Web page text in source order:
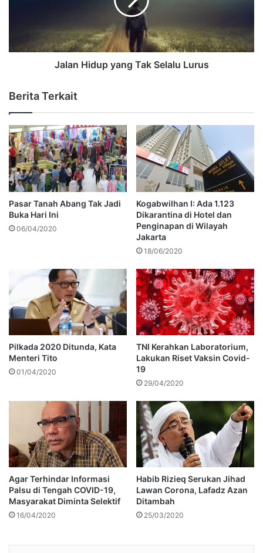
Jalan Hidup yang Tak Selalu Lurus
Berita Terkait
Pasar Tanah Abang Tak Jadi
Buka Hari Ini
06/04/2020
Kogabwilhan I: Ada 1.123
Dikarantina di Hotel dan
Penginapan di Wilayah
Jakarta
18/06/2020
Pilkada 2020 Ditunda, Kata
Menteri Tito
01/04/2020
TNI Kerahkan Laboratorium,
Lakukan Riset Vaksin Covid-
19
29/04/2020
Agar Terhindar Informasi
Palsu di Tengah COVID-19,
Masyarakat Diminta Selektif
16/04/2020
Habib Rizieq Serukan Jihad
Lawan Corona, Lafadz Azan
Ditambah
25/03/2020